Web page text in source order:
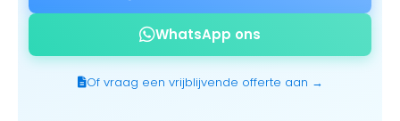
WhatsApp ons
Of vraag een vrijblijvende offerte aan →